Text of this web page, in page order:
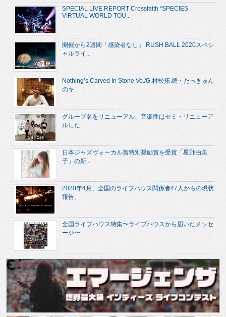
SPECIAL LIVE REPORT Crossfaith “SPECIES
VIRTUAL WORLD TOU...
開催から2週間「感染者なし」 RUSH BALL 2020スペシ
ャルライ...
Nothing’s Carved In Stone Vo./G.村松拓 続・たっきゅん
のキ...
グループ名をリニューアル、音楽性はセミ・リニューア
ルした ...
日本ジャズヴォーカル賞特別奨励賞を受賞「星野由美
子」の新...
2020年4月、全国のライブハウス関係者47人からの現状
報告。
全国ライブハウス特集〜ライブハウスから届いたメッセ
ージ〜